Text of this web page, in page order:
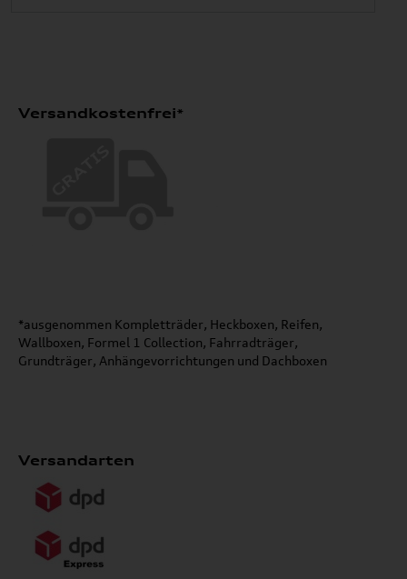
Versandkostenfrei*
*ausgenommen Kompletträder, Heckboxen, Reifen,
Wallboxen, Formel 1 Collection, Fahrradträger,
Grundträger, Anhängevorrichtungen und Dachboxen
Versandarten